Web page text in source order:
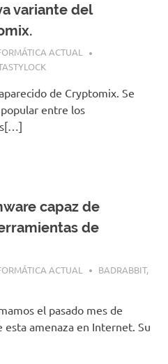
variante del
ACTUAL
de Cryptomix. Se
entre los
capaz de
de
ACTUAL BADRABBIT,
el pasado mes de
amenaza en Internet. Su